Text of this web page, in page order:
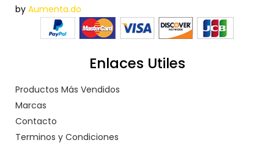
by Aumenta.do
Enlaces Utiles
Productos Más Vendidos
Marcas
Contacto
Terminos y Condiciones